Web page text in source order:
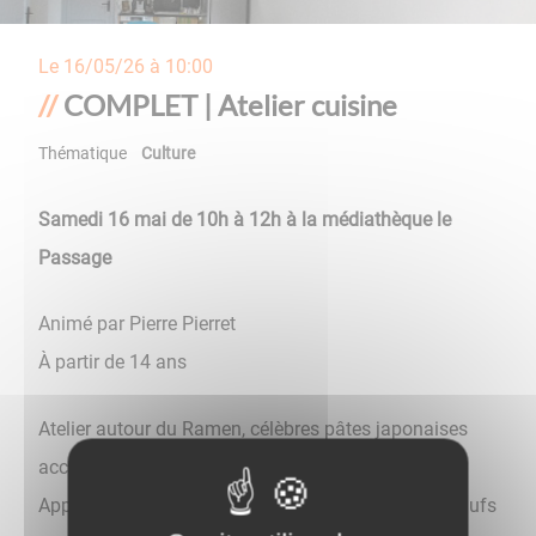
Le 16/05/26 à 10:00
COMPLET | Atelier cuisine
Thématique Culture
Samedi 16 mai de 10h à 12h à la médiathèque le
Passage
Animé par Pierre Pierret
À partir de 14 ans
Atelier autour du Ramen, célèbres pâtes japonaises
accompagnées d’un bouillon.
Apprenez certaines bases comme le bouillon, les œufs